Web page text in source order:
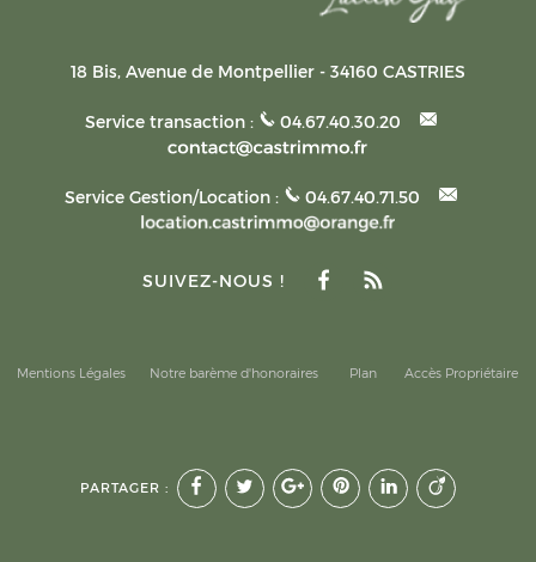
18 Bis, Avenue de Montpellier- 34160 CASTRIES
Service transaction : 04.67.40.30.20
Service Gestion/Location : 04.67.40.71.50
SUIVEZ-NOUS !
Mentions Légales Notre barème d'honoraires Plan Accès Propriétaire
PARTAGER :